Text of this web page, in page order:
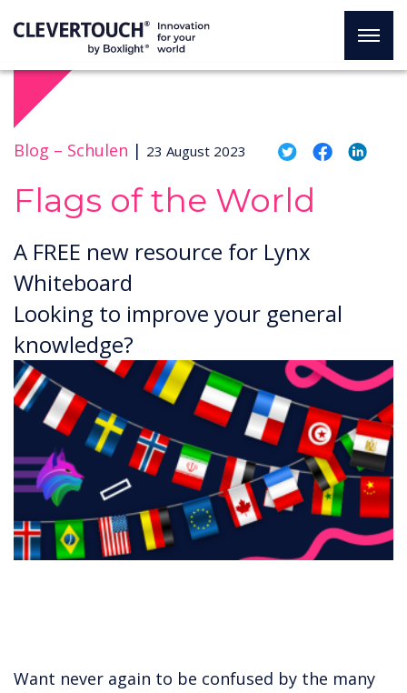
Blog – Schulen | 23 August 2023
Flags of the World
A FREE new resource for Lynx
Whiteboard
Looking to improve your general
knowledge?
​​​​​​Want never again to be confused by the many